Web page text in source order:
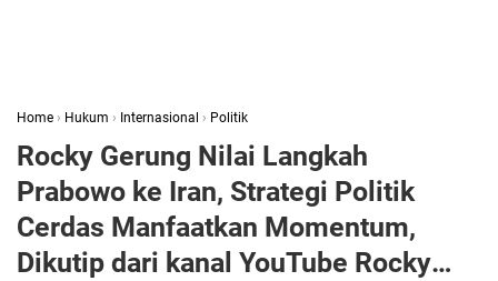
Home › Hukum › Internasional › Politik
Rocky Gerung Nilai Langkah
Prabowo ke Iran, Strategi Politik
Cerdas Manfaatkan Momentum,
Dikutip dari kanal YouTube Rocky